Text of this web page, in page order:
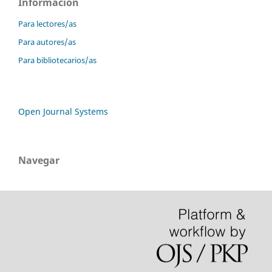
Para lectores/as
Para autores/as
Para bibliotecarios/as
Open Journal Systems
Navegar